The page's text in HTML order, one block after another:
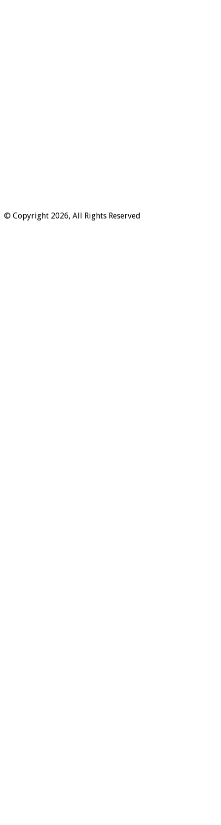
© Copyright 2026, All Rights Reserved